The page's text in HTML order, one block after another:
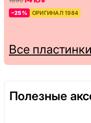
–25% ОРИГИНАЛ 1984
Все
Полезные